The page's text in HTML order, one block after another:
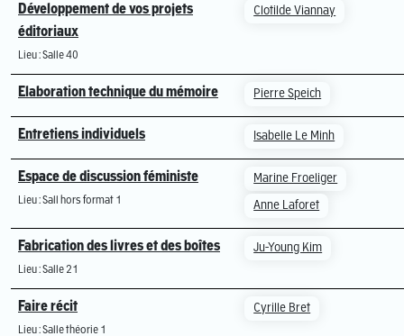
Développement de vos projets
éditoriaux
Lieu : Salle 40
Clotilde Viannay
Elaboration technique du mémoire Pierre Speich
Entretiens individuels Isabelle Le Minh
Espace de discussion féministe
Lieu : Sall hors format 1
Marine Froeliger
Anne Laforet
Fabrication des livres et des boîtes
Lieu : Salle 21
Ju-Young Kim
Faire récit
Lieu : Salle théorie 1
Cyrille Bret